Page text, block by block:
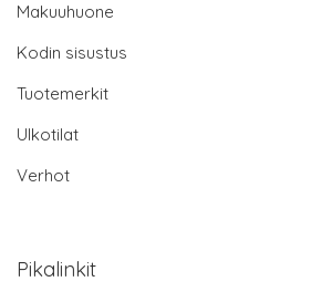
Makuuhuone
Kodin sisustus
Tuotemerkit
Ulkotilat
Verhot
Pikalinkit